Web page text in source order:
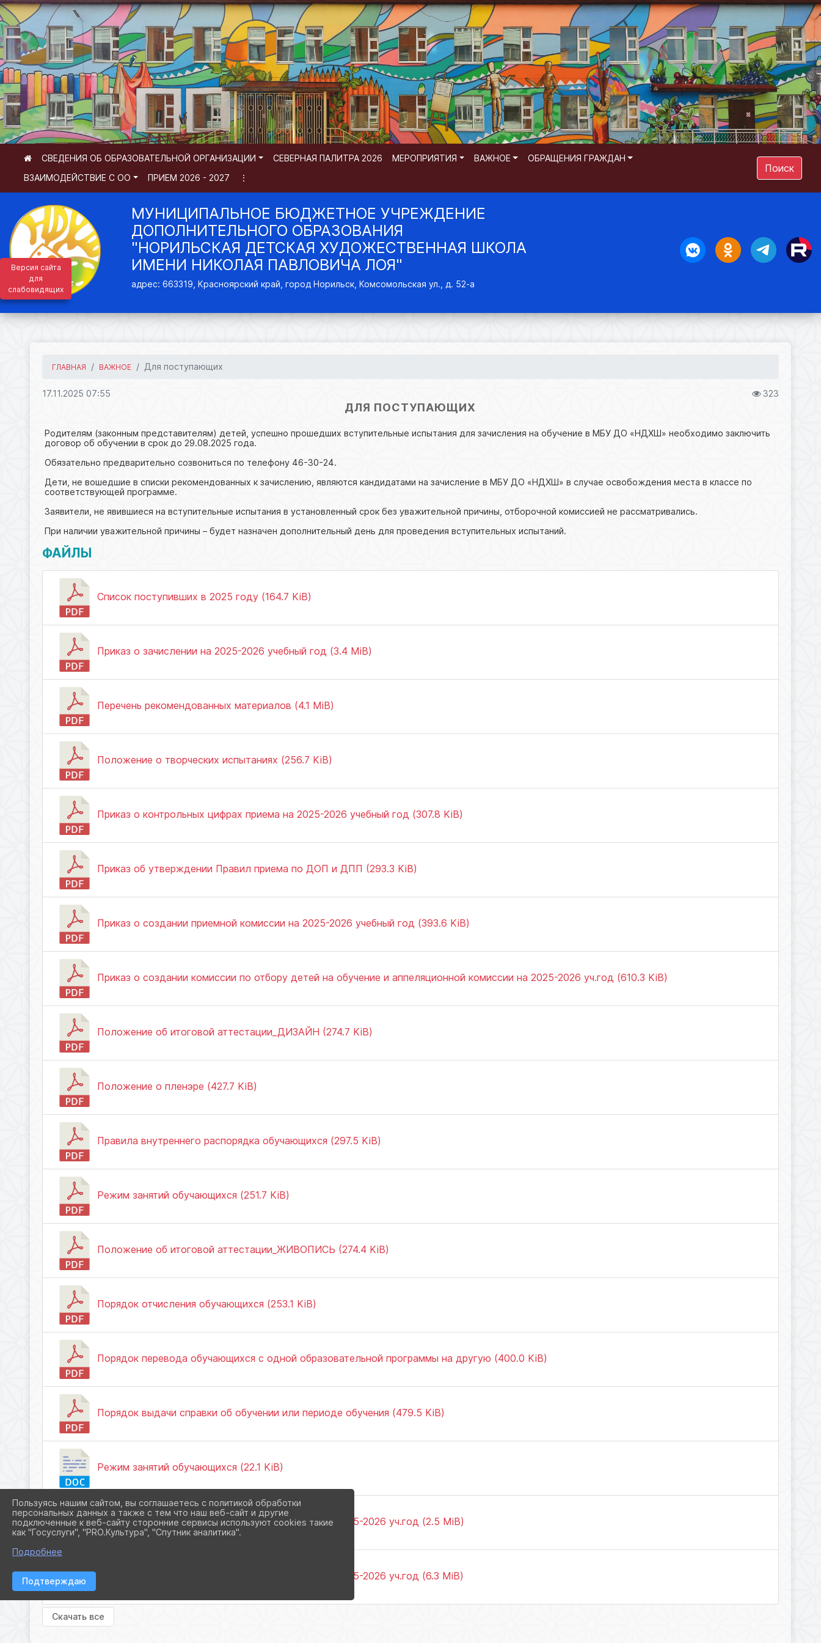
Версия сайта
для
слабовидящих
МУНИЦИПАЛЬНОЕ БЮДЖЕТНОЕ УЧРЕЖДЕНИЕ
ДОПОЛНИТЕЛЬНОГО ОБРАЗОВАНИЯ
"НОРИЛЬСКАЯ ДЕТСКАЯ ХУДОЖЕСТВЕННАЯ ШКОЛА
ИМЕНИ НИКОЛАЯ ПАВЛОВИЧА ЛОЯ"
адрес: 663319, Красноярский край, город Норильск, Комсомольская ул., д. 52-а
СВЕДЕНИЯ ОБ ОБРАЗОВАТЕЛЬНОЙ ОРГАНИЗАЦИИ СЕВЕРНАЯ ПАЛИТРА 2026 МЕРОПРИЯТИЯ ВАЖНОЕ
ОБРАЩЕНИЯ ГРАЖДАН
ВЗАИМОДЕЙСТВИЕ С ОО
ПРИЕМ 2026 - 2027 ⋮
Поиск
ГЛАВНАЯ ВАЖНОЕ Для поступающих
17.11.2025 07:55 323
ДЛЯ ПОСТУПАЮЩИХ
Родителям (законным представителям) детей, успешно прошедших вступительные испытания для зачисления на обучение в МБУ ДО «НДХШ» необходимо заключить
договор об обучении в срок до 29.08.2025 года.
Обязательно предварительно созвониться по телефону 46-30-24.
Дети, не вошедшие в списки рекомендованных к зачислению, являются кандидатами на зачисление в МБУ ДО «НДХШ» в случае освобождения места в классе по
соответствующей программе.
Заявители, не явившиеся на вступительные испытания в установленный срок без уважительной причины, отборочной комиссией не рассматривались.
При наличии уважительной причины – будет назначен дополнительный день для проведения вступительных испытаний.
ФАЙЛЫ
Список поступивших в 2025 году (164.7 KiB)
Приказ о зачислении на 2025-2026 учебный год (3.4 MiB)
Перечень рекомендованных материалов (4.1 MiB)
Положение о творческих испытаниях (256.7 KiB)
Приказ о контрольных цифрах приема на 2025-2026 учебный год (307.8 KiB)
Приказ об утверждении Правил приема по ДОП и ДПП (293.3 KiB)
Приказ о создании приемной комиссии на 2025-2026 учебный год (393.6 KiB)
Приказ о создании комиссии по отбору детей на обучение и аппеляционной комиссии на 2025-2026 уч.год (610.3 KiB)
Положение об итоговой аттестации_ДИЗАЙН (274.7 KiB)
Положение о пленэре (427.7 KiB)
Правила внутреннего распорядка обучающихся (297.5 KiB)
Режим занятий обучающихся (251.7 KiB)
Положение об итоговой аттестации_ЖИВОПИСЬ (274.4 KiB)
Порядок отчисления обучающихся (253.1 KiB)
Порядок перевода обучающихся с одной образовательной программы на другую (400.0 KiB)
Порядок выдачи справки об обучении или периоде обучения (479.5 KiB)
Режим занятий обучающихся (22.1 KiB)
Правила приема по ДОП в области искусства на 2025-2026 уч.год (2.5 MiB)
Правила приема по ДПП в области искусства на 2025-2026 уч.год (6.3 MiB)
Скачать все
Пользуясь нашим сайтом, вы соглашаетесь с политикой обработки
персональных данных а также с тем что наш веб-сайт и другие
подключенные к веб-сайту сторонние сервисы используют cookies такие
как "Госуслуги", "PRO.Культура", "Спутник аналитика".
Подробнее
Подтверждаю